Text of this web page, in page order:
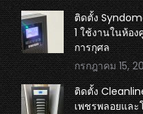
ติดตั้ง
1 ใช้งานในห้อ
การกุศล
กรกฎาคม 15,
ติดตั้ง
เพชรพลอยและ